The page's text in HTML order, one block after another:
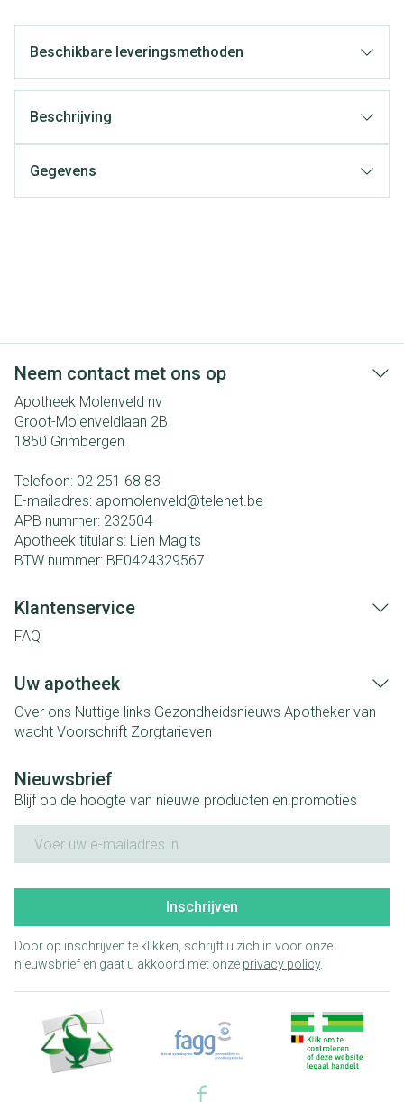
Beschikbare leveringsmethoden
Beschrijving
Gegevens
Neem contact met ons op
Apotheek Molenveld nv
Groot-Molenveldlaan 2B
1850 Grimbergen
Telefoon: 02 251 68 83
E-mailadres: apomolenveld@telenet.be
APB nummer: 232504
Apotheek titularis: Lien Magits
BTW nummer: BE0424329567
Klantenservice
FAQ
Uw apotheek
Over ons Nuttige links Gezondheidsnieuws Apotheker van
wacht Voorschrift Zorgtarieven
Nieuwsbrief
Blijf op de hoogte van nieuwe producten en promoties
Inschrijven
Door op inschrijven te klikken, schrijft u zich in voor onze
nieuwsbrief en gaat u akkoord met onze privacy policy.